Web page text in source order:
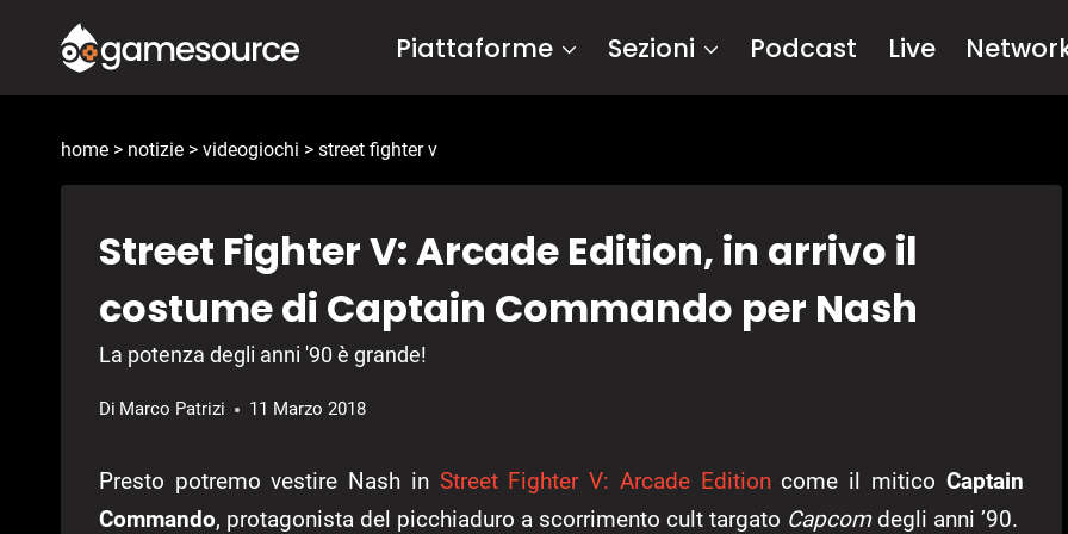
contenuto
Piattaforme Sezioni Podcast Live
home > notizie > videogiochi > street fighter v
Street Fighter V: Arcade Edition, in arrivo il
costume di Captain Commando per Nash
La potenza degli anni '90 è grande!
Di Marco Patrizi 11 Marzo 2018
Presto potremo vestire Nash in Street Fighter V: Arcade Editioncome il mitico Captain
Commando, protagonista del picchiaduro a scorrimento cult targato Capcomdegli anni ’90.